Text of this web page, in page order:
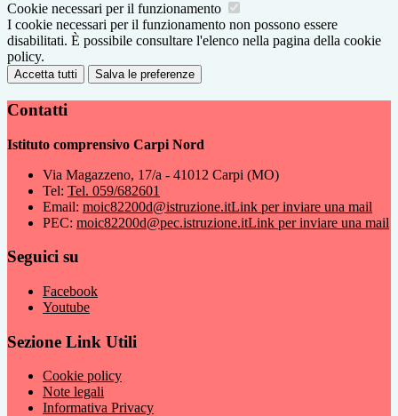
Cookie necessari per il funzionamento
I cookie necessari per il funzionamento non possono essere
disabilitati. È possibile consultare l'elenco nella pagina della cookie
policy.
Accetta tutti Salva le preferenze
Contatti
Istituto comprensivo Carpi Nord
Via Magazzeno, 17/a - 41012 Carpi (MO)
Tel: Tel. 059/682601
Email: moic82200d@istruzione.itLink per inviare una mail
PEC: moic82200d@pec.istruzione.itLink per inviare una mail
Seguici su
Facebook
Youtube
Sezione Link Utili
Cookie policy
Note legali
Informativa Privacy